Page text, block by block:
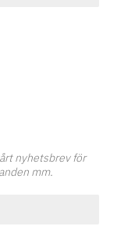
nyhetsbrev för
mm.